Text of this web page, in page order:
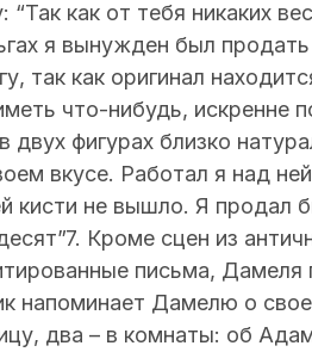
как от тебя никаких
я вынужден был
так как оригинал
что-нибудь, искренне
двух фигурах близко
вкусе. Работал я над
кисти не вышло. Я продал
Кроме сцен из
письма, Дамеля
напоминает Дамелю о
два – в комнаты: об